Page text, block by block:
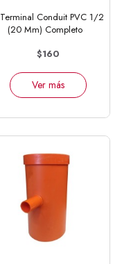
Terminal Conduit PVC 1/2
(20 Mm) Completo
$160
Ver más